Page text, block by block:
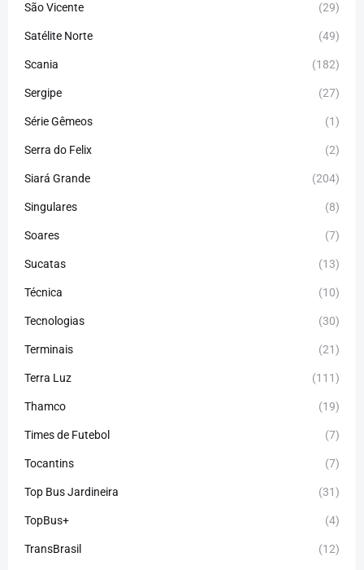
São Vicente (29)
Satélite Norte (49)
Scania (182)
Sergipe (27)
Série Gêmeos (1)
Serra do Felix (2)
Siará Grande (204)
Singulares (8)
Soares (7)
Sucatas (13)
Técnica (10)
Tecnologias (30)
Terminais (21)
Terra Luz (111)
Thamco (19)
Times de Futebol (7)
Tocantins (7)
Top Bus Jardineira (31)
TopBus+ (4)
TransBrasil (12)